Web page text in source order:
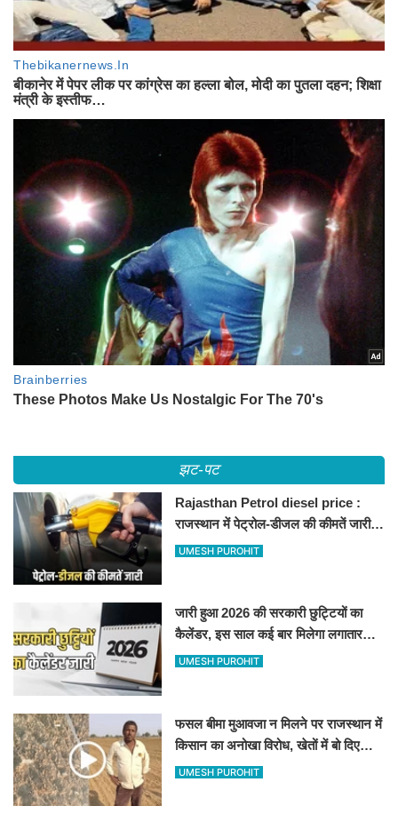
झट-पट
Rajasthan Petrol diesel price :
राजस्थान में पेट्रोल-डीजल की कीमतें जारी,
जानिए बीकानेर समेत पुरे प्रदेश में नए रेट
UMESH PUROHIT
जारी हुआ 2026 की सरकारी छुट्टियों का
कैलेंडर, इस साल कई बार मिलेगा लगातार
अवकाश, देखें
UMESH PUROHIT
फसल बीमा मुआवजा न मिलने पर राजस्थान में
किसान का अनोखा विरोध, खेतों में बो दिए
500-500 रुपए के नोट, वीडियो वायरल
UMESH PUROHIT